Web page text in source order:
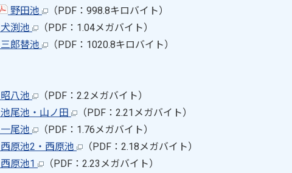
野田池
（PDF：998.8キロバイト）
犬渕池
（PDF：1.04メガバイト）
三郎替池 （PDF：1020.8キロバイト）
昭八池
（PDF：2.2メガバイト）
池尾池・山ノ田
（PDF：2.21メガバイト）
一尾池
（PDF：1.76メガバイト）
西原池2・西原池
（PDF：2.18メガバイト）
西原池1
（PDF：2.23メガバイト）